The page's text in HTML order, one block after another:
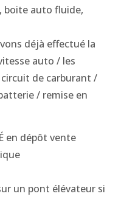
boite auto fluide,
déjà effectué la
auto / les
de carburant /
/ remise en
en dépôt vente
un pont élévateur si